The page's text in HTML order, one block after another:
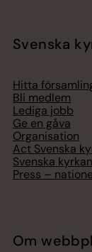
Svenska
Hitta
Bli medlem
Lediga jobb
Ge en gåva
Organisation
Act Svenska
Svenska
Press –
Om